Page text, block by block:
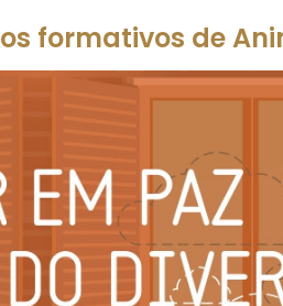
formativos de